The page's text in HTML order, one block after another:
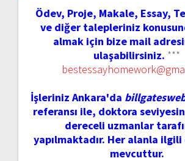
Ödev, Proje, Makale, Essay,
ve diğer talepleriniz
almak için bize mail
ulaşabilirsiniz. ***
İşleriniz Ankara'da
referansı ile, doktora
dereceli uzmanlar
yapılmaktadır. Her alanla
mevcuttur.